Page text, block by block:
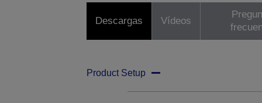
Descargas Vídeos
Product Setup